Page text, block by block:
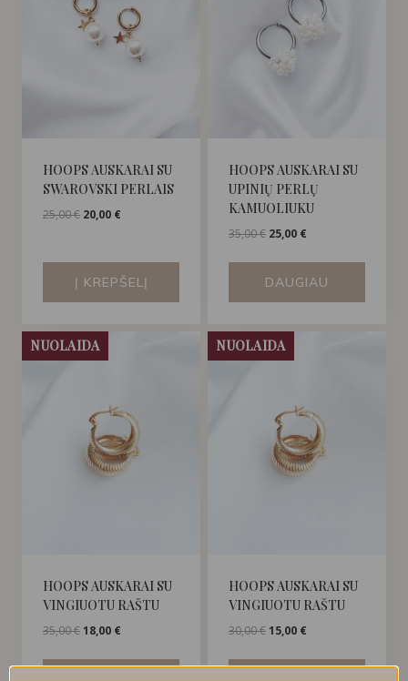
HOOPS AUSKARAI SU
SWAROVSKI PERLAIS
25,00€ Original
25,00 €.
20,00 €
20,00 €.
Į KREPŠELĮ
HOOPS AUSKARAI SU
UPINIŲ PERLŲ
KAMUOLIUKU
35,00€ Original
35,00 €.
25,00 €
25,00 €.
DAUGIAU
NUOLAIDA
HOOPS AUSKARAI SU
VINGIUOTU RAŠTU
35,00€Original
was:
18,00 €
is:
NUOLAIDA
HOOPS AUSKARAI SU
VINGIUOTU RAŠTU
30,00€Original
was:
15,00 €
is: